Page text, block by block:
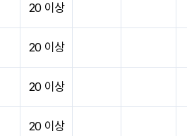
20 이상
20 이상
20 이상
20 이상